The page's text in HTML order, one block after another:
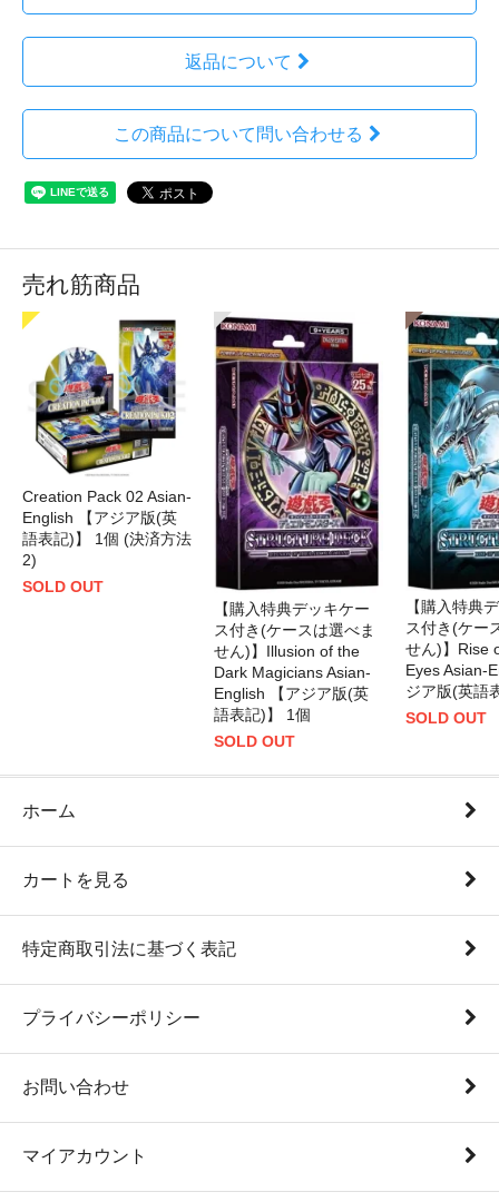
返品について
この商品について問い合わせる
売れ筋商品
Creation Pack 02 Asian-
English 【アジア版(英
語表記)】 1個 (決済方法
2)
SOLD OUT
【購入特典デッキケー
ス付き(ケースは選べま
せん)】Illusion of the
Dark Magicians Asian-
English 【アジア版(英
語表記)】 1個
SOLD OUT
【購入特典
ス付き(ケー
せん)】Rise
Eyes Asian-
ジア版(英語
SOLD OUT
ホーム
カートを見る
特定商取引法に基づく表記
プライバシーポリシー
お問い合わせ
マイアカウント